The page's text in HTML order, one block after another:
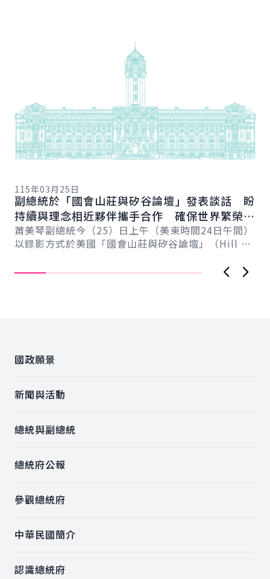
115年03月25日
副總統於「國會山莊與矽谷論壇」發表談話 盼
持續與理念相近夥伴攜手合作 確保世界繁榮與
自由
蕭美琴副總統今（25）日上午（美東時間24日午間）
以錄影方式於美國「國會山莊與矽谷論壇」（Hill &
國政願景
新聞與活動
總統與副總統
總統府公報
參觀總統府
中華民國簡介
認識總統府